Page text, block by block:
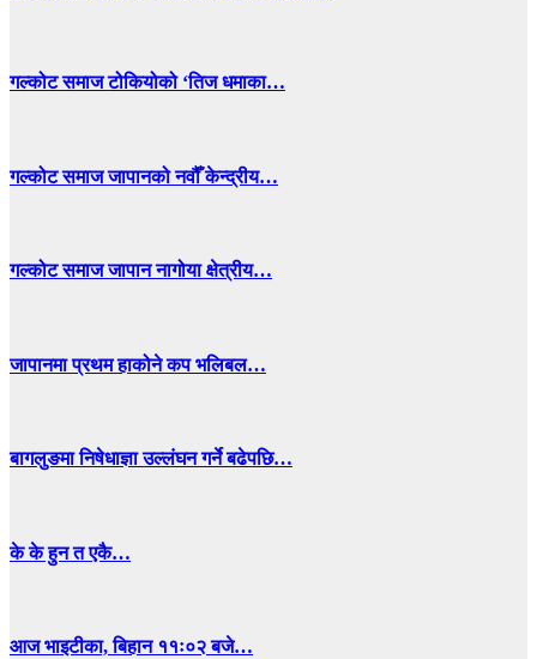
गल्कोट समाज टोकियोको ‘तिज धमाका…
गल्कोट समाज जापानको नवौँ केन्द्रीय…
गल्कोट समाज जापान नागोया क्षेत्रीय…
जापानमा प्रथम हाकोने कप भलिबल…
बागलुङमा निषेधाज्ञा उल्लंघन गर्ने बढेपछि…
के के हुन त एकै…
आज भाइटीका, बिहान ११ः०२ बजे…